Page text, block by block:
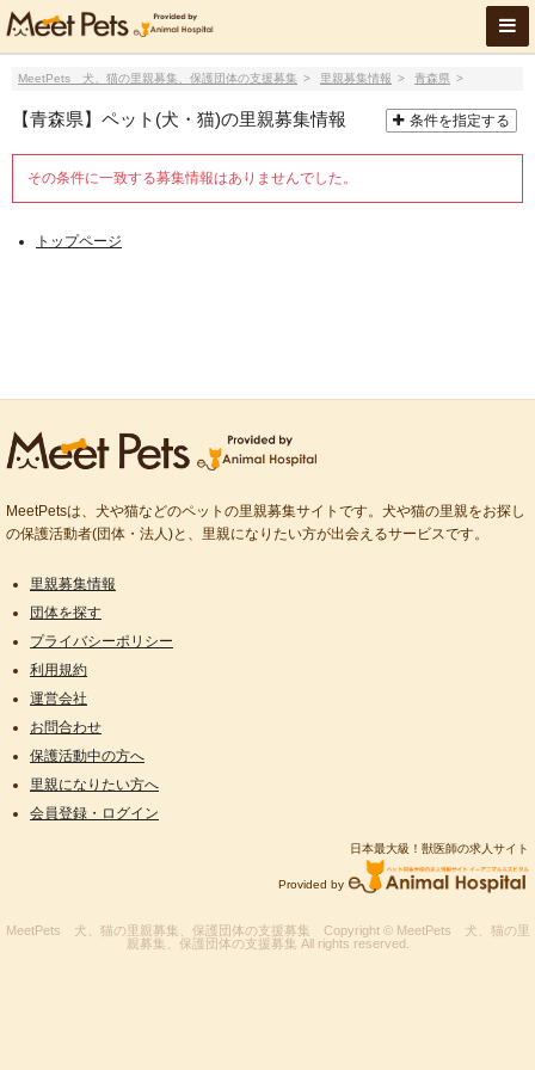
MeetPets 犬、猫の里親募集、保護団体の支援募集 里親募集情報 青森県
【青森県】ペット(犬・猫)の里親募集情報 条件を指定する
その条件に一致する募集情報はありませんでした。
トップページ
MeetPetsは、犬や猫などのペットの里親募集サイトです。犬や猫の里親をお探し
の保護活動者(団体・法人)と、里親になりたい方が出会えるサービスです。
里親募集情報
団体を探す
プライバシーポリシー
利用規約
運営会社
お問合わせ
保護活動中の方へ
里親になりたい方へ
会員登録・ログイン
日本最大級！獣医師の求人サイト
Provided by
MeetPets 犬、猫の里親募集、保護団体の支援募集 Copyright © MeetPets 犬、猫の里
親募集、保護団体の支援募集 All rights reserved.